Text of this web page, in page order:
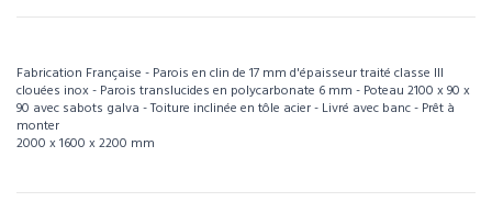
Fabrication Française - Parois en clin de 17 mm d'épaisseur traité classe III
clouées inox - Parois translucides en polycarbonate 6 mm - Poteau 2100 x 90 x
90 avec sabots galva - Toiture inclinée en tôle acier - Livré avec banc - Prêt à
monter
2000 x 1600 x 2200 mm